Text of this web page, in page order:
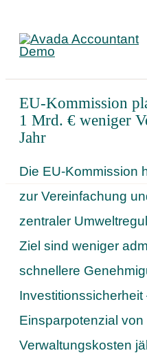
EU-Kommission
1 Mrd. € weniger
Jahr
Die EU-Kommission
zur Vereinfachung
zentraler
Ziel sind weniger
schnellere
Einsparpotenzial
Verwaltungskosten